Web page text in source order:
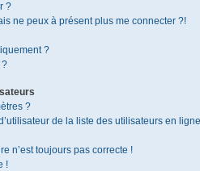
?
ne peux à présent plus me connecter ?!
?
?
?
de la liste des utilisateurs en
n’est toujours pas correcte !
!